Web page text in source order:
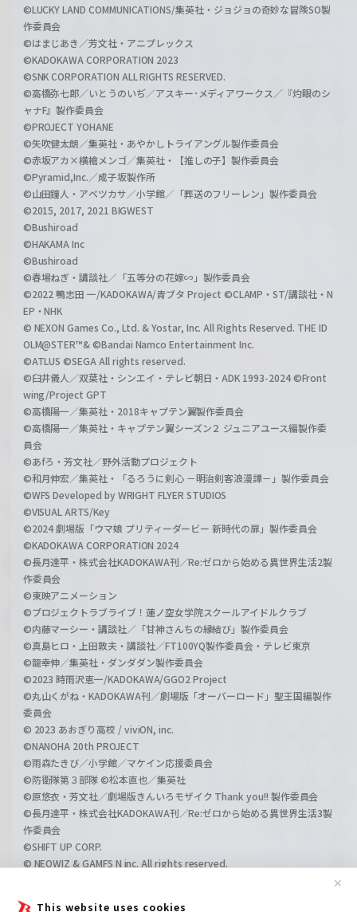
This website uses cookies
✕
©LUCKY LAND COMMUNICATIONS/集英社・ジョジョの奇妙な冒険SO製
作委員会
©はまじあき／芳文社・アニプレックス
©KADOKAWA CORPORATION 2023
©SNK CORPORATION ALL RIGHTS RESERVED.
©高橋弥七郎／いとうのいぢ／アスキー･メディアワークス／『灼眼のシ
ャナF』製作委員会
©PROJECT YOHANE
©矢吹健太朗／集英社・あやかしトライアングル製作委員会
©赤坂アカ×横槍メンゴ／集英社・【推しの子】製作委員会
©Pyramid,Inc.／成子坂製作所
©山田鐘人・アベツカサ／小学館／「葬送のフリーレン」製作委員会
©2015, 2017, 2021 BIGWEST
©Bushiroad
©HAKAMA Inc
©Bushiroad
©春場ねぎ・講談社／「五等分の花嫁∽」製作委員会
©2022 鴨志田 一/KADOKAWA/青ブタ Project ©CLAMP・ST/講談社・N
EP・NHK
© NEXON Games Co., Ltd. & Yostar, Inc. All Rights Reserved. THE ID
OLM@STER™& ©Bandai Namco Entertainment Inc.
©ATLUS ©SEGA All rights reserved.
©臼井儀人／双葉社・シンエイ・テレビ朝日・ADK 1993-2024 ©Front
wing/Project GPT
©高橋陽一／集英社・2018キャプテン翼製作委員会
©高橋陽一／集英社・キャプテン翼シーズン２ ジュニアユース編製作委
員会
©あfろ・芳文社／野外活動プロジェクト
©和月伸宏／集英社・「るろうに剣心 －明治剣客浪漫譚－」製作委員会
©WFS Developed by WRIGHT FLYER STUDIOS
©VISUAL ARTS/Key
©2024 劇場版「ウマ娘 プリティーダービー 新時代の扉」製作委員会
©KADOKAWA CORPORATION 2024
©長月達平・株式会社KADOKAWA刊／Re:ゼロから始める異世界生活2製
作委員会
©東映アニメーション
©プロジェクトラブライブ！蓮ノ空女学院スクールアイドルクラブ
©内藤マーシー・講談社／「甘神さんちの縁結び」製作委員会
©真島ヒロ・上田敦夫・講談社／FT100YQ製作委員会・テレビ東京
©龍幸伸／集英社・ダンダダン製作委員会
©2023 時雨沢恵一/KADOKAWA/GGO2 Project
©丸山くがね・KADOKAWA刊／劇場版「オーバーロード」聖王国編製作
委員会
© 2023 あおぎり高校 / viviON, inc.
©NANOHA 20th PROJECT
©雨森たきび／小学館／マケイン応援委員会
©防衛隊第３部隊 ©松本直也／集英社
©原悠衣・芳文社／劇場版きんいろモザイク Thank you!! 製作委員会
©長月達平・株式会社KADOKAWA刊／Re:ゼロから始める異世界生活3製
作委員会
©SHIFT UP CORP.
© NEOWIZ & GAMFS N inc. All rights reserved.